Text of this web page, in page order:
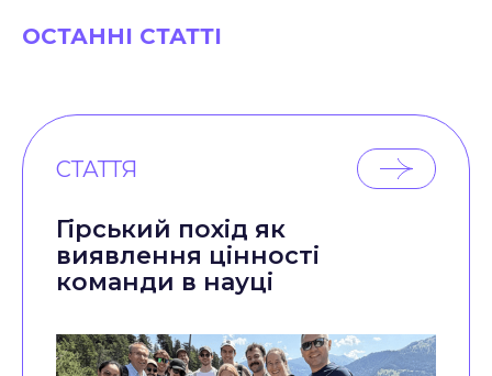
ОСТАННІ СТАТТІ
СТАТТЯ
Гірський похід як
виявлення цінності
команди в науці